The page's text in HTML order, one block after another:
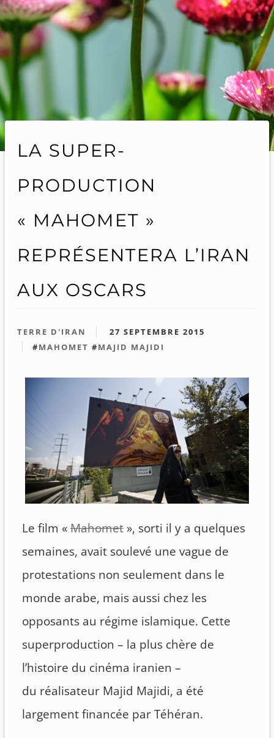
LA SUPER-
PRODUCTION
« MAHOMET »
REPRÉSENTERA L’IRAN
AUX OSCARS
TERRE D'IRAN
27 SEPTEMBRE 2015
#MAHOMET #MAJID MAJIDI
Le film «Mahomet », sorti il y a quelques
semaines, avait soulevé une vague de
protestations non seulement dans le
monde arabe, mais aussi chez les
opposants au régime islamique. Cette
superproduction – la plus chère de
l’histoire du cinéma iranien –
du réalisateur Majid Majidi, a été
largement financée par Téhéran.